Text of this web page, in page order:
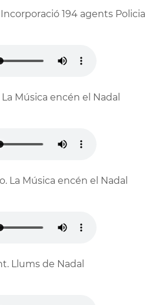
Incorporació 194 agents Policia
La Música encén el Nadal
La Música encén el Nadal
Llums de Nadal